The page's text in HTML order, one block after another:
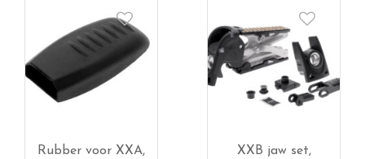
Rubber voor XXA,
XXB jaw set,